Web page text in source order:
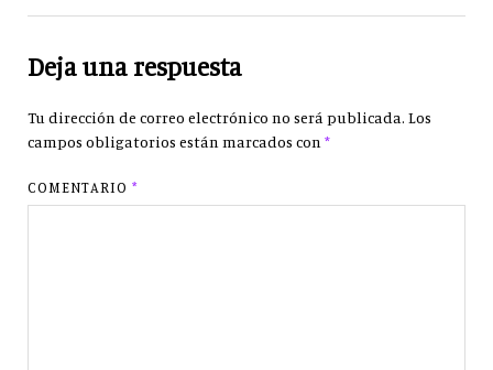
Deja una respuesta
Tu dirección de correo electrónico no será publicada. Los
campos obligatorios están marcados con *
COMENTARIO*